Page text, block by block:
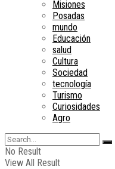
Misiones
Posadas
mundo
Educación
salud
Cultura
Sociedad
tecnología
Turismo
Curiosidades
Agro
No Result
View All Result